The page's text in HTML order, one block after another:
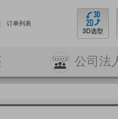
|
订单列表
3D选型
公司法